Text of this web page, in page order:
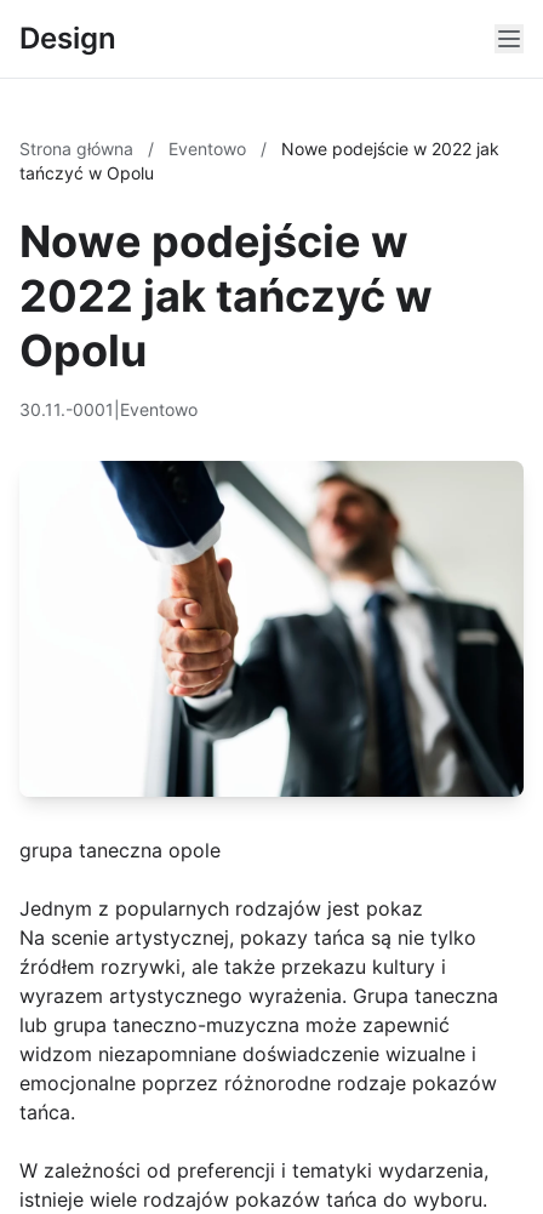
Design
Strona główna / Eventowo /
Nowe podejście w 2022 jak
tańczyć w Opolu
Nowe podejście w
2022 jak tańczyć w
Opolu
30.11.-0001 Eventowo
grupa taneczna opole
Jednym z popularnych rodzajów jest pokaz
Na scenie artystycznej, pokazy tańca są nie tylko
źródłem rozrywki, ale także przekazu kultury i
wyrazem artystycznego wyrażenia. Grupa taneczna
lub grupa taneczno-muzyczna może zapewnić
widzom niezapomniane doświadczenie wizualne i
emocjonalne poprzez różnorodne rodzaje pokazów
tańca.
W zależności od preferencji i tematyki wydarzenia,
istnieje wiele rodzajów pokazów tańca do wyboru.